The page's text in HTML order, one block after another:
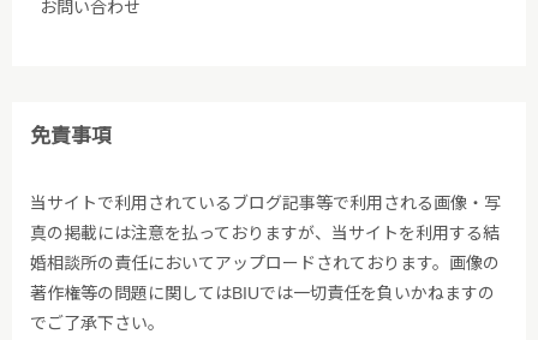
お問い合わせ
免責事項
当サイトで利用されているブログ記事等で利用される画像・写
真の掲載には注意を払っておりますが、当サイトを利用する結
婚相談所の責任においてアップロードされております。画像の
著作権等の問題に関してはBIUでは一切責任を負いかねますの
でご了承下さい。